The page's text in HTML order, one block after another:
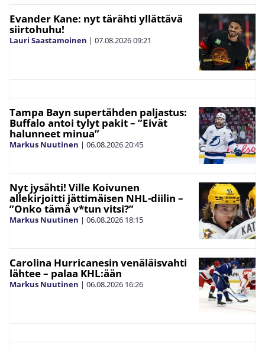
Evander Kane: nyt tärähti yllättävä
siirtohuhu!
Lauri Saastamoinen | 07.08.202609:21
Tampa Bayn supertähden paljastus:
Buffalo antoi tylyt pakit – ”Eivät
halunneet minua”
Markus Nuutinen | 06.08.202620:45
Nyt jysähti! Ville Koivunen
allekirjoitti jättimäisen NHL-diilin –
”Onko tämä v*tun vitsi?”
Markus Nuutinen | 06.08.2026 18:15
Carolina Hurricanesin venäläisvahti
lähtee – palaa KHL:ään
Markus Nuutinen | 06.08.2026 16:26